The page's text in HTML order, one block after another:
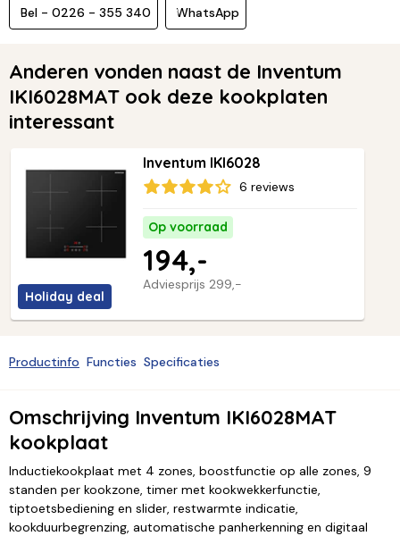
Bel - 0226 - 355 340 WhatsApp
Anderen vonden naast de Inventum
IKI6028MAT ook deze kookplaten
interessant
Holiday deal
Inventum IKI6028
6 reviews
Op voorraad
Adviesprijs 299,-
194,-
Productinfo Functies Specificaties
Omschrijving Inventum IKI6028MAT
kookplaat
Inductiekookplaat met 4 zones, boostfunctie op alle zones, 9
standen per kookzone, timer met kookwekkerfunctie,
tiptoetsbediening en slider, restwarmte indicatie,
kookduurbegrenzing, automatische panherkenning en digitaal